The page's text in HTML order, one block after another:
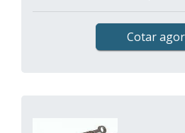
Cotar